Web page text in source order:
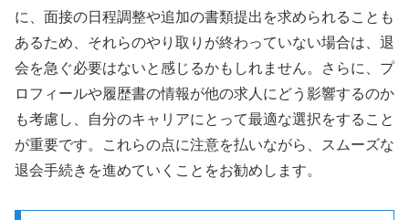
に、面接の日程調整や追加の書類提出を求められることも
あるため、それらのやり取りが終わっていない場合は、退
会を急ぐ必要はないと感じるかもしれません。さらに、プ
ロフィールや履歴書の情報が他の求人にどう影響するのか
も考慮し、自分のキャリアにとって最適な選択をすること
が重要です。これらの点に注意を払いながら、スムーズな
退会手続きを進めていくことをお勧めします。